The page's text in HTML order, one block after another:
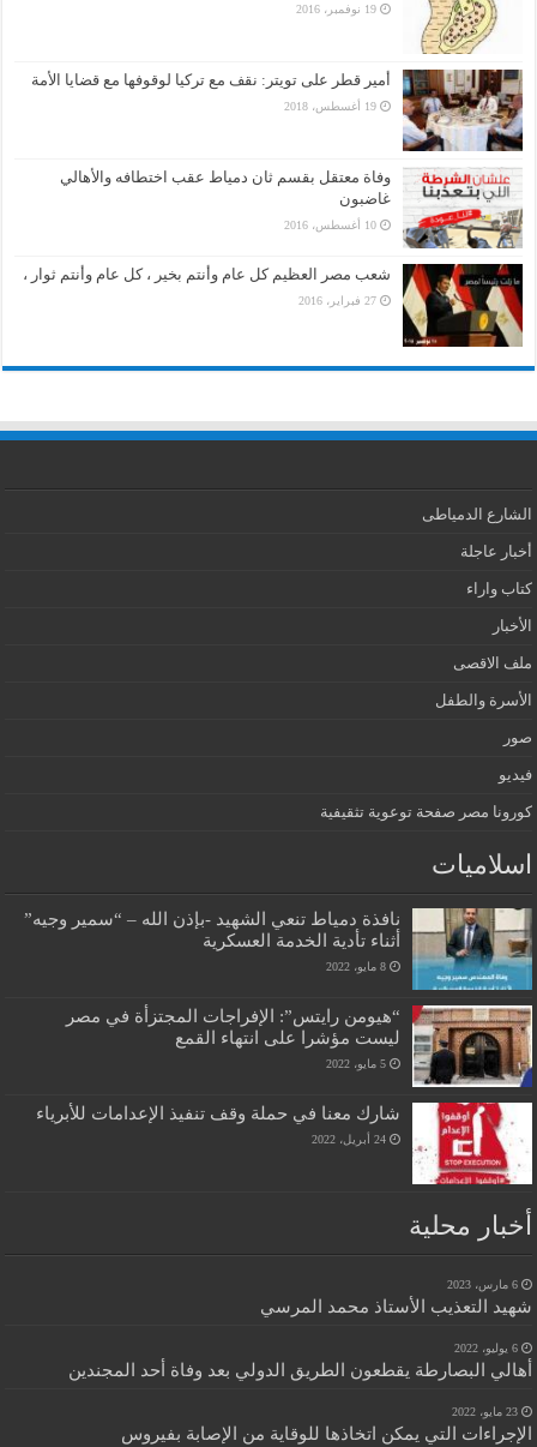
19 نوفمبر، 2016
أمير قطر على تويتر: نقف مع تركيا لوقوفها مع قضايا الأمة
19 أغسطس، 2018
وفاة معتقل بقسم ثان دمياط عقب اختطافه والأهالي
غاضبون
10 أغسطس، 2016
شعب مصر العظيم كل عام وأنتم بخير ، كل عام وأنتم ثوار ،
27 فبراير، 2016
الشارع الدمياطى
أخبار عاجلة
كتاب واراء
الأخبار
ملف الاقصى
الأسرة والطفل
صور
فيديو
كورونا مصر صفحة توعوية تثقيفية
اسلاميات
نافذة دمياط تنعي الشهيد -بإذن الله – “سمير وجيه”
أثناء تأدية الخدمة العسكرية
8 مايو، 2022
“هيومن رايتس”: الإفراجات المجتزأة في مصر
ليست مؤشرا على انتهاء القمع
5 مايو، 2022
شارك معنا في حملة وقف تنفيذ الإعدامات للأبرياء
24 أبريل، 2022
أخبار محلية
6 مارس، 2023
شهيد التعذيب الأستاذ محمد المرسي
6 يوليو، 2022
أهالي البصارطة يقطعون الطريق الدولي بعد وفاة أحد المجندين
23 مايو، 2022
الإجراءات التي يمكن اتخاذها للوقاية من الإصابة بفيروس